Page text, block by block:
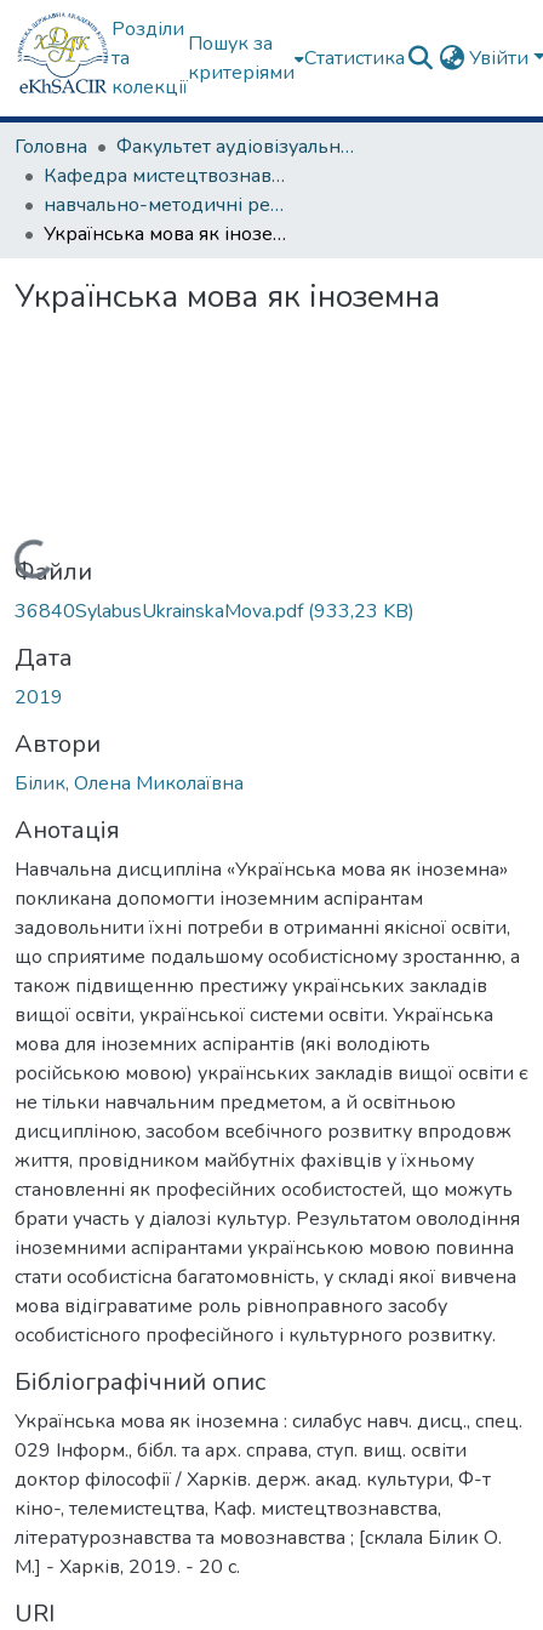
Розділи
та
колекції
Пошук за
критеріями
Статистика Увійти
Головна
Факультет аудіовізуального мистецтва
Кафедра мистецтвознавства
навчально-методичні рекомендації, програми дисциплін
Українська мова як іноземна
Українська мова як іноземна
Вантажиться...
Файли
36840SylabusUkrainskaMova.pdf(933,23 KB)
Дата
2019
Автори
Білик, Олена Миколаївна
Анотація
Навчальна дисципліна «Українська мова як іноземна»
покликана допомогти іноземним аспірантам
задовольнити їхні потреби в отриманні якісної освіти,
що сприятиме подальшому особистісному зростанню, а
також підвищенню престижу українських закладів
вищої освіти, української системи освіти. Українська
мова для іноземних аспірантів (які володіють
російською мовою) українських закладів вищої освіти є
не тільки навчальним предметом, а й освітньою
дисципліною, засобом всебічного розвитку впродовж
життя, провідником майбутніх фахівців у їхньому
становленні як професійних особистостей, що можуть
брати участь у діалозі культур. Результатом оволодіння
іноземними аспірантами українською мовою повинна
стати особистісна багатомовність, у складі якої вивчена
мова відіграватиме роль рівноправного засобу
особистісного професійного і культурного розвитку.
Бібліографічний опис
Українська мова як іноземна : силабус навч. дисц., спец.
029 Інформ., бібл. та арх. справа, ступ. вищ. освіти
доктор філософії / Харків. держ. акад. культури, Ф-т
кіно-, телемистецтва, Каф. мистецтвознавства,
літературознавства та мовознавства ; [склала Білик О.
М.] - Харків, 2019. - 20 с.
URI